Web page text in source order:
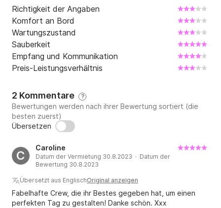
Richtigkeit der Angaben
Komfort an Bord
Wartungszustand
Sauberkeit
Empfang und Kommunikation
Preis-Leistungsverhältnis
2 Kommentare ?
Bewertungen werden nach ihrer Bewertung sortiert (die
besten zuerst)
Übersetzen
C
Caroline
Datum der Vermietung 30.8.2023 · Datum der
Bewertung 30.8.2023
Übersetzt aus EnglischOriginal anzeigen
Fabelhafte Crew, die ihr Bestes gegeben hat, um einen
perfekten Tag zu gestalten! Danke schön. Xxx